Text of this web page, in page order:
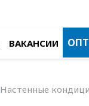
ВАКАНСИИ
Настенные